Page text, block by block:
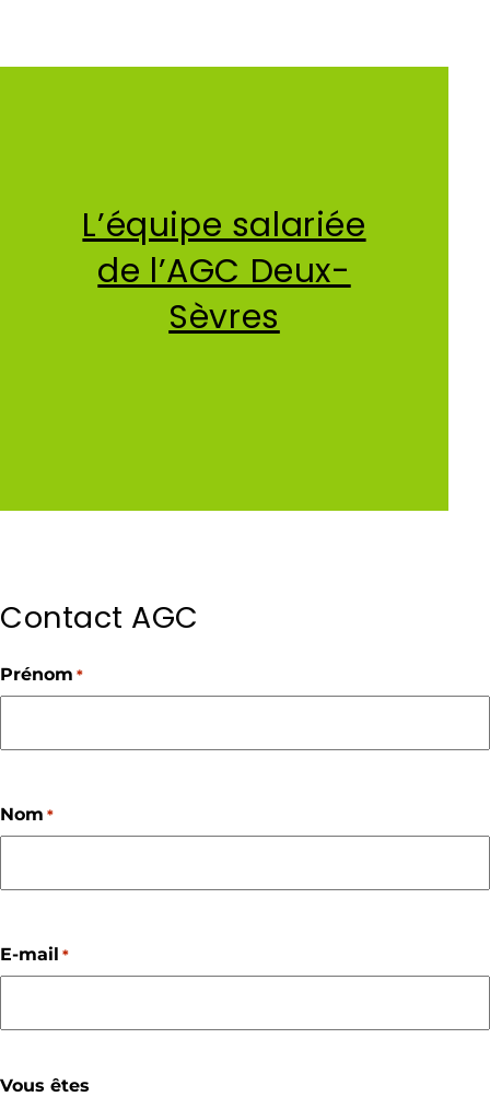
L’équipe salariée
de l’AGC Deux-
Sèvres
Contact AGC
Prénom *
Nom *
E-mail *
Vous êtes